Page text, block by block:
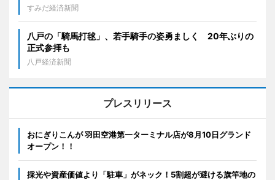
すみだ経済新聞
八戸の「騎馬打毬」、若手騎手の姿勇ましく 20年ぶりの
正式参拝も
八戸経済新聞
プレスリリース
おにぎりこんが 羽田空港第一ターミナル店が8月10日グランド
オープン！！
採光や資産価値より「駐車」がネック！5割超が避ける旗竿地の